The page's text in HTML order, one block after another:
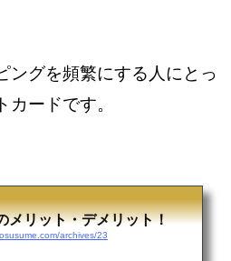
ングを頻繁にする人にとっ
ードです。
メリット・デメリット！
archives/23